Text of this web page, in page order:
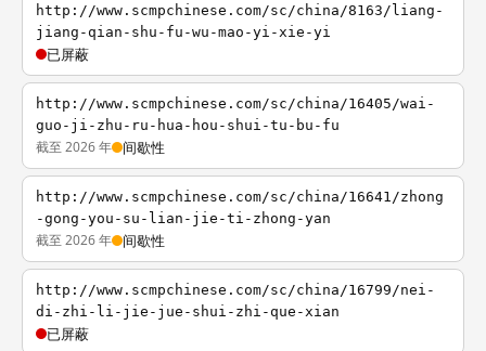
http://www.scmpchinese.com/sc/china/8163/liang-
jiang-qian-shu-fu-wu-mao-yi-xie-yi
已屏蔽
http://www.scmpchinese.com/sc/china/16405/wai-
guo-ji-zhu-ru-hua-hou-shui-tu-bu-fu
截至 2026 年 间歇性
http://www.scmpchinese.com/sc/china/16641/zhong
-gong-you-su-lian-jie-ti-zhong-yan
截至 2026 年 间歇性
http://www.scmpchinese.com/sc/china/16799/nei-
di-zhi-li-jie-jue-shui-zhi-que-xian
已屏蔽